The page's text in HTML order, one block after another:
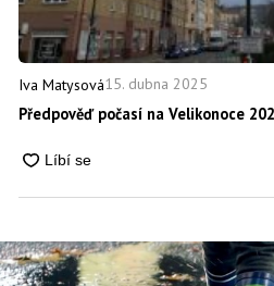
Iva Matysová15. dubna 2025
Předpověď počasí na Velikonoce